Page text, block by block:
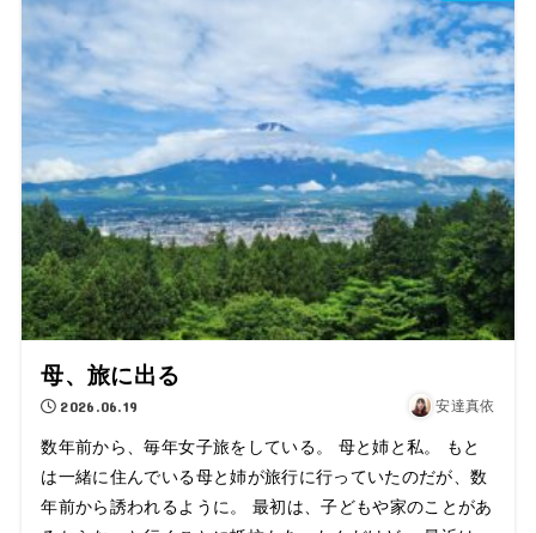
母、旅に出る
2026.06.19 安達真依
数年前から、毎年女子旅をしている。 母と姉と私。 もと
は一緒に住んでいる母と姉が旅行に行っていたのだが、数
年前から誘われるように。 最初は、子どもや家のことがあ